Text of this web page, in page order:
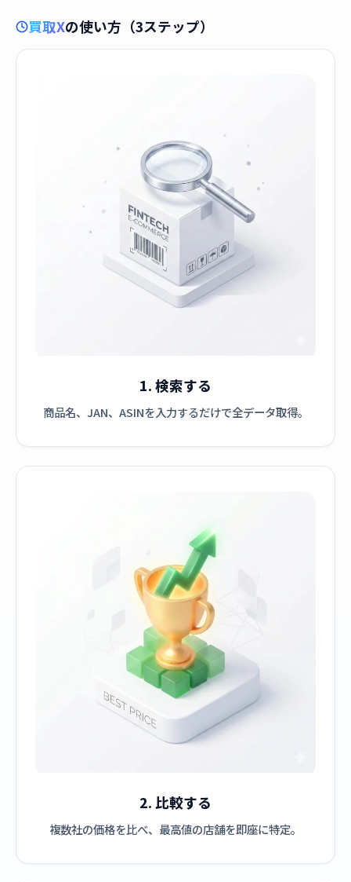
買取Xの使い方（3ステップ）
1. 検索する
商品名、JAN、ASINを入力するだけで全データ取得。
2. 比較する
複数社の価格を比べ、最高値の店舗を即座に特定。